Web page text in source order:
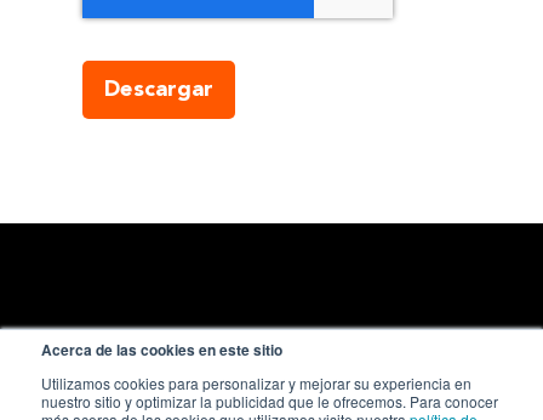
Acerca de las cookies en este sitio
Utilizamos cookies para personalizar y mejorar su experiencia en
nuestro sitio y optimizar la publicidad que le ofrecemos. Para conocer